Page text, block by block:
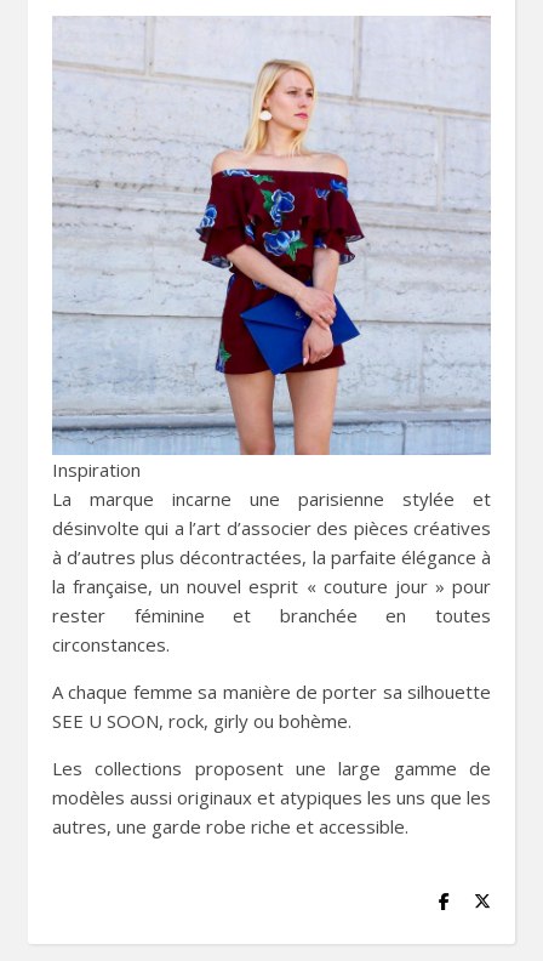
Inspiration
La marque incarne une parisienne stylée et
désinvolte qui a l’art d’associer des pièces créatives
à d’autres plus décontractées, la parfaite élégance à
la française, un nouvel esprit « couture jour » pour
rester féminine et branchée en toutes
circonstances.
A chaque femme sa manière de porter sa silhouette
SEE U SOON, rock, girly ou bohème.
Les collections proposent une large gamme de
modèles aussi originaux et atypiques les uns que les
autres, une garde robe riche et accessible.